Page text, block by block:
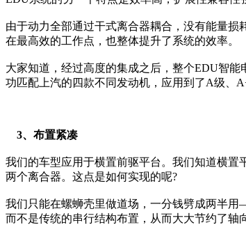
由于动力全部通过干式离合器耦合，没有能量
在最高效的工作点，也整体提升了系统的效率。
大家知道，经过高度的集成之后，整个EDU智能
功匹配上汽的四款不同发动机，应用到了A级、
3、布置紧凑
我们的车型应用于横置前驱平台。我们知道横置
两个离合器。这点是如何实现的呢?
我们只能在螺蛳壳里做道场，一分钱劈成两半
而不是传统的串行结构布置，从而大大节约了轴